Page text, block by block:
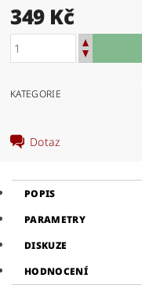
349 Kč
KATEGORIE
Dotaz
POPIS
PARAMETRY
DISKUZE
HODNOCENÍ